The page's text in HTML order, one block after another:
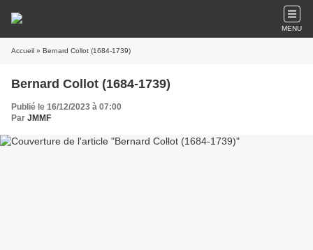
MENU
Accueil » Bernard Collot (1684-1739)
Bernard Collot (1684-1739)
Publié le 16/12/2023 à 07:00
Par JMMF